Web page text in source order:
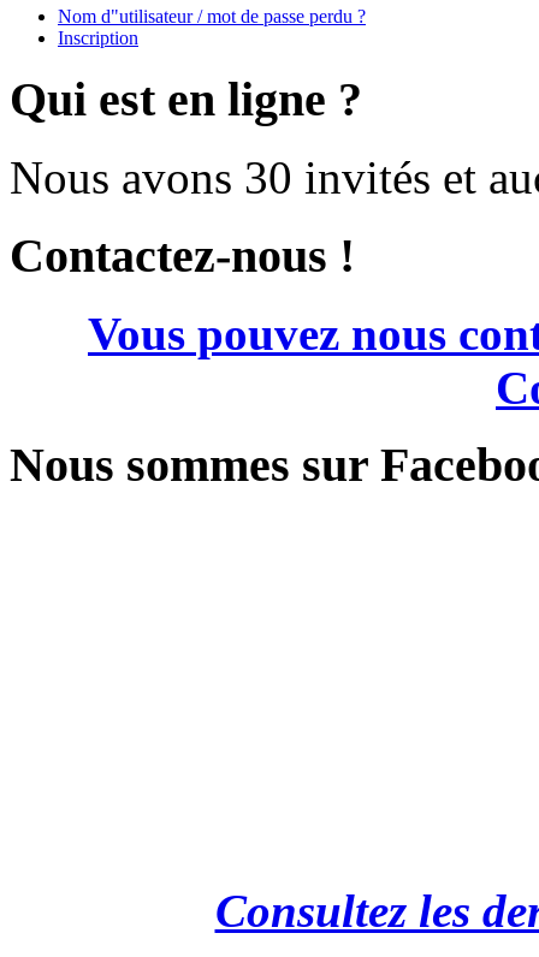
Nom d"utilisateur / mot de passe perdu ?
Inscription
Qui est en ligne ?
Nous avons 30 invités et
Contactez-nous !
Vous pouvez nous
Nous sommes sur
Consultez les